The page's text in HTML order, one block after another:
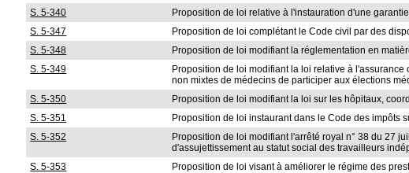
S. 5-340
Proposition de loi relative à l'instauration d'une
S. 5-347
Proposition de loi complétant le Code civil par des
S. 5-348
Proposition de loi modifiant la réglementation en
S. 5-349
Proposition de loi modifiant la loi relative à
non mixtes de médecins de participer aux élections
S. 5-350 Proposition de loi modifiant la loi sur les hôpitaux,
S. 5-351
Proposition de loi instaurant dans le Code des impôts
S. 5-352
Proposition de loi modifiant l'arrêté royal n° 38 du 27
d'assujettissement au statut social des travailleurs
S. 5-353 Proposition de loi visant à améliorer le régime des